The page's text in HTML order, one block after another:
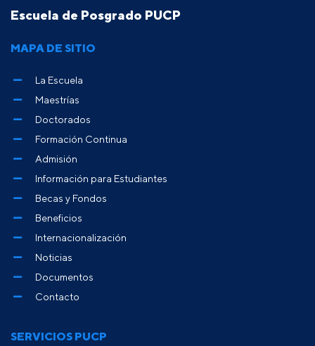
Escuela de Posgrado PUCP
MAPA DE SITIO
La Escuela
Maestrías
Doctorados
Formación Continua
Admisión
Información para Estudiantes
Becas y Fondos
Beneficios
Internacionalización
Noticias
Documentos
Contacto
SERVICIOS PUCP